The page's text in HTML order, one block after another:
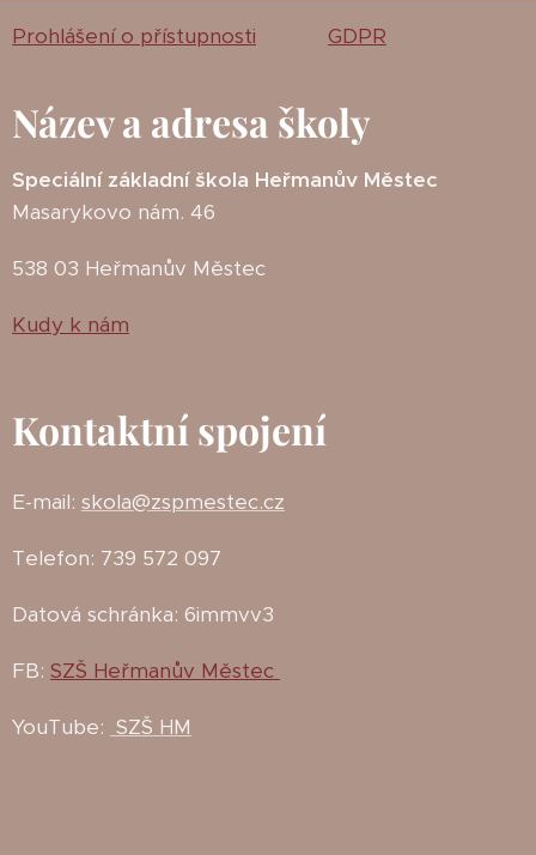
Prohlášení o přístupnosti GDPR
Název a adresa školy
Speciální základní škola Heřmanův Městec
Masarykovo nám. 46
538 03 Heřmanův Městec
Kudy k nám
Kontaktní spojení
E-mail: skola@zspmestec.cz
Telefon: 739 572 097
Datová schránka: 6immvv3
FB: SZŠ Heřmanův Městec
YouTube: SZŠ HM